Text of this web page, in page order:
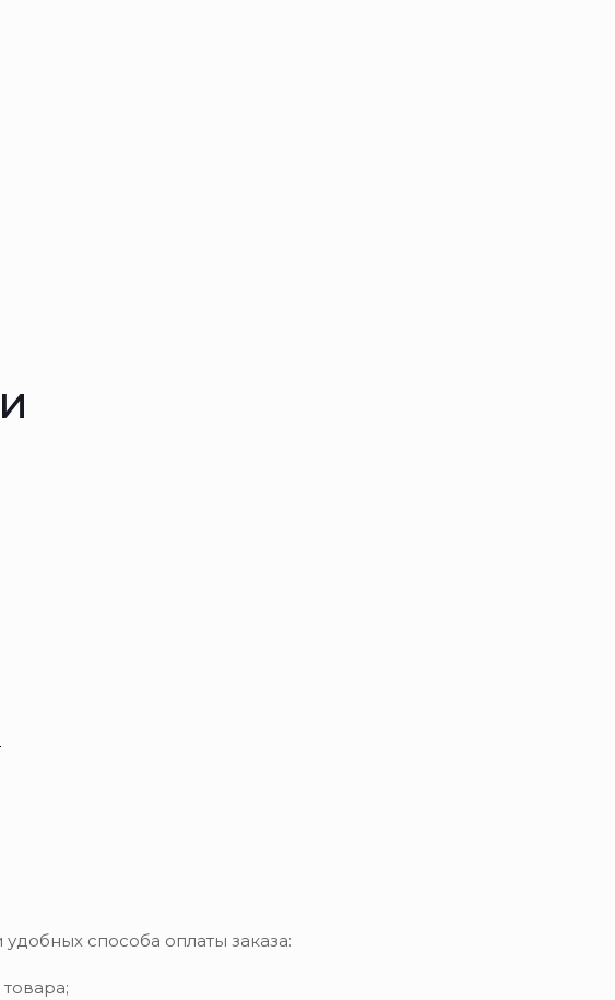
способа оплаты заказа: